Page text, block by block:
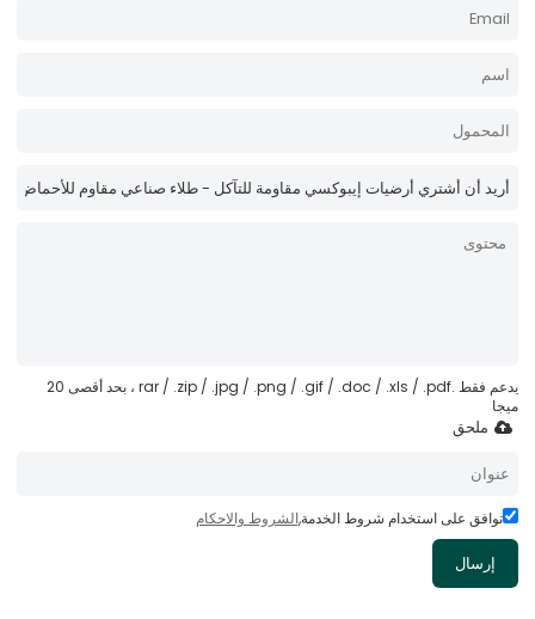
يدعم فقط .rar / .zip / .jpg / .png / .gif / .doc / .xls / .pdf ، بحد أقصى 20
ميجا
ملحق
توافق على استخدام شروط الخدمة,الشروط والاحكام
إرسال